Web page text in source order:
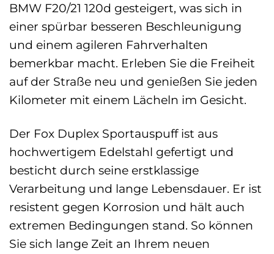
BMW F20/21 120d gesteigert, was sich in
einer spürbar besseren Beschleunigung
und einem agileren Fahrverhalten
bemerkbar macht. Erleben Sie die Freiheit
auf der Straße neu und genießen Sie jeden
Kilometer mit einem Lächeln im Gesicht.
Der Fox Duplex Sportauspuff ist aus
hochwertigem Edelstahl gefertigt und
besticht durch seine erstklassige
Verarbeitung und lange Lebensdauer. Er ist
resistent gegen Korrosion und hält auch
extremen Bedingungen stand. So können
Sie sich lange Zeit an Ihrem neuen